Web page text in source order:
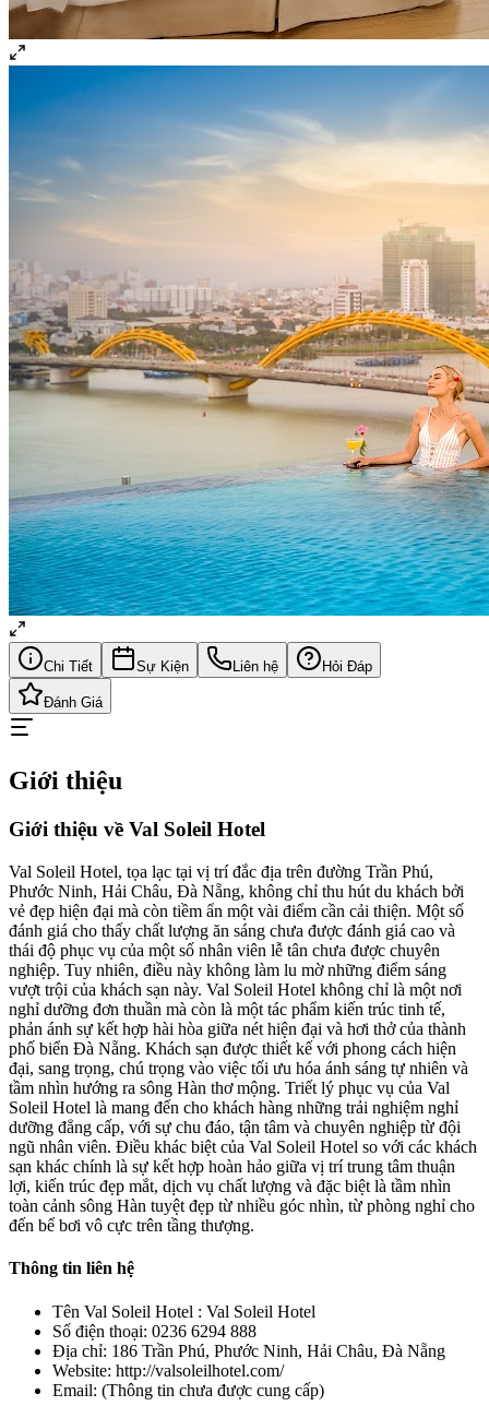
Chi Tiết Sự Kiện Liên hệ Hỏi Đáp
Đánh Giá
Giới thiệu
Giới thiệu về Val Soleil Hotel
Val Soleil Hotel, tọa lạc tại vị trí đắc địa trên đường Trần Phú,
Phước Ninh, Hải Châu, Đà Nẵng, không chỉ thu hút du khách bởi
vẻ đẹp hiện đại mà còn tiềm ẩn một vài điểm cần cải thiện. Một số
đánh giá cho thấy chất lượng ăn sáng chưa được đánh giá cao và
thái độ phục vụ của một số nhân viên lễ tân chưa được chuyên
nghiệp. Tuy nhiên, điều này không làm lu mờ những điểm sáng
vượt trội của khách sạn này. Val Soleil Hotel không chỉ là một nơi
nghỉ dưỡng đơn thuần mà còn là một tác phẩm kiến trúc tinh tế,
phản ánh sự kết hợp hài hòa giữa nét hiện đại và hơi thở của thành
phố biển Đà Nẵng. Khách sạn được thiết kế với phong cách hiện
đại, sang trọng, chú trọng vào việc tối ưu hóa ánh sáng tự nhiên và
tầm nhìn hướng ra sông Hàn thơ mộng. Triết lý phục vụ của Val
Soleil Hotel là mang đến cho khách hàng những trải nghiệm nghỉ
dưỡng đẳng cấp, với sự chu đáo, tận tâm và chuyên nghiệp từ đội
ngũ nhân viên. Điều khác biệt của Val Soleil Hotel so với các khách
sạn khác chính là sự kết hợp hoàn hảo giữa vị trí trung tâm thuận
lợi, kiến trúc đẹp mắt, dịch vụ chất lượng và đặc biệt là tầm nhìn
toàn cảnh sông Hàn tuyệt đẹp từ nhiều góc nhìn, từ phòng nghỉ cho
đến bể bơi vô cực trên tầng thượng.
Thông tin liên hệ
Tên Val Soleil Hotel : Val Soleil Hotel
Số điện thoại: 0236 6294 888
Địa chỉ: 186 Trần Phú, Phước Ninh, Hải Châu, Đà Nẵng
Website: http://valsoleilhotel.com/
Email: (Thông tin chưa được cung cấp)